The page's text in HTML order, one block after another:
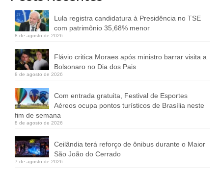
Lula registra candidatura à Presidência no TSE
com patrimônio 35,68% menor
8 de agosto de 2026
Flávio critica Moraes após ministro barrar visita a
Bolsonaro no Dia dos Pais
8 de agosto de 2026
Com entrada gratuita, Festival de Esportes
Aéreos ocupa pontos turísticos de Brasília neste
fim de semana
8 de agosto de 2026
Ceilândia terá reforço de ônibus durante o Maior
São João do Cerrado
7 de agosto de 2026